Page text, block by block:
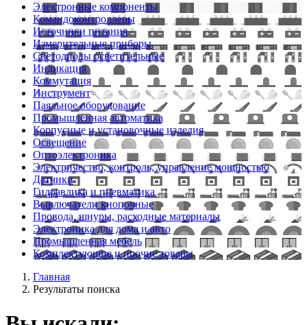
Электронные компоненты
Командоконтроллеры
Источники питания
Измерительные приборы
Светодиоды осветительные
Индикация
Коммутация
Инструмент
Паяльное оборудование
Промышленная автоматика
Корпусные и установочные изделия
Освещение
Оптоэлектроника
Электричество, контроль, управление мощностью
Датчики
Гидравлика и пневматика
Выключатели кнопочные
Провода, шнуры, расходные материалы
Электроника для дома и авто
Промышленная мебель
Комплектующие и прочие товары
Главная
Результаты поиска